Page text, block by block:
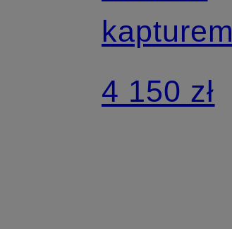
kapturem
4 150 zł